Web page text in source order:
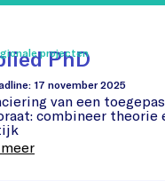
projecten
PhD
: 17 november 2025
van een
combineer theorie